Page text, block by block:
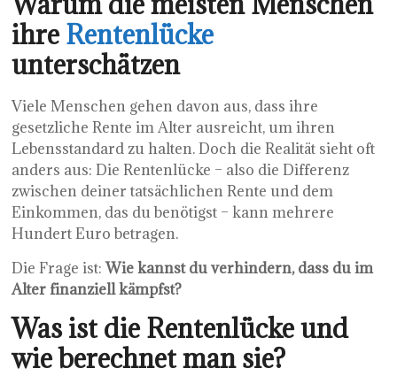
ihre Rentenlücke
unterschätzen
Viele Menschen gehen davon aus, dass ihre
gesetzliche Rente im Alter ausreicht, um ihren
Lebensstandard zu halten. Doch die Realität sieht oft
anders aus: Die Rentenlücke – also die Differenz
zwischen deiner tatsächlichen Rente und dem
Einkommen, das du benötigst – kann mehrere
Hundert Euro betragen.
Die Frage ist:Wie kannst du verhindern, dass du im
Alter finanziell kämpfst?
Was ist die Rentenlücke und
wie berechnet man sie?